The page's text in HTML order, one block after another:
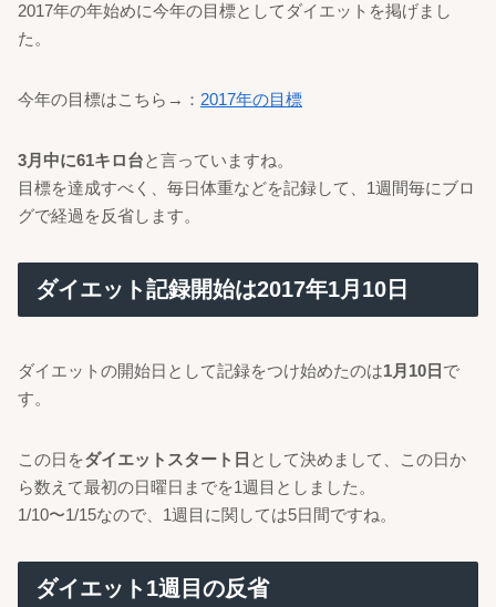
2017年の年始めに今年の目標としてダイエットを掲げまし
た。
今年の目標はこちら→： 2017年の目標
3月中に61キロ台と言っていますね。
目標を達成すべく、毎日体重などを記録して、1週間毎にブロ
グで経過を反省します。
ダイエット記録開始は2017年1月10日
ダイエットの開始日として記録をつけ始めたのは1月10日 で
す。
この日をダイエットスタート日 として決めまして、この日か
ら数えて最初の日曜日までを1週目としました。
1/10〜1/15なので、1週目に関しては5日間ですね。
ダイエット1週目の反省